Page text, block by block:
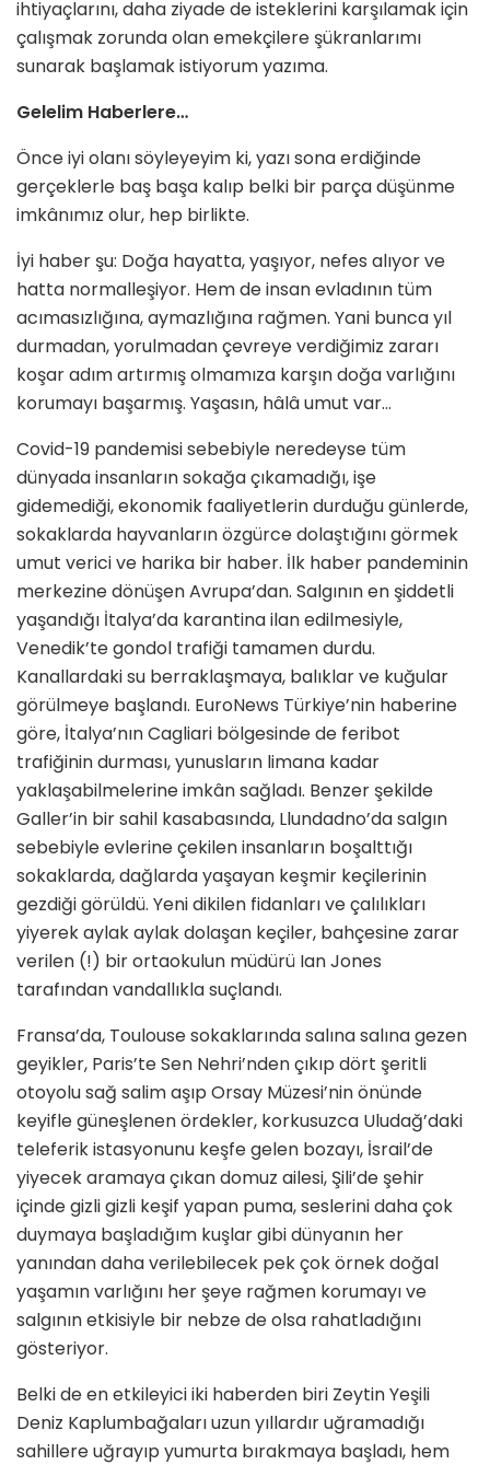
ihtiyaçlarını, daha ziyade de isteklerini karşılamak için
çalışmak zorunda olan emekçilere şükranlarımı
sunarak başlamak istiyorum yazıma.
Gelelim Haberlere…
Önce iyi olanı söyleyeyim ki, yazı sona erdiğinde
gerçeklerle baş başa kalıp belki bir parça düşünme
imkânımız olur, hep birlikte.
İyi haber şu: Doğa hayatta, yaşıyor, nefes alıyor ve
hatta normalleşiyor. Hem de insan evladının tüm
acımasızlığına, aymazlığına rağmen. Yani bunca yıl
durmadan, yorulmadan çevreye verdiğimiz zararı
koşar adım artırmış olmamıza karşın doğa varlığını
korumayı başarmış. Yaşasın, hâlâ umut var…
Covid-19 pandemisi sebebiyle neredeyse tüm
dünyada insanların sokağa çıkamadığı, işe
gidemediği, ekonomik faaliyetlerin durduğu günlerde,
sokaklarda hayvanların özgürce dolaştığını görmek
umut verici ve harika bir haber. İlk haber pandeminin
merkezine dönüşen Avrupa’dan. Salgının en şiddetli
yaşandığı İtalya’da karantina ilan edilmesiyle,
Venedik’te gondol trafiği tamamen durdu.
Kanallardaki su berraklaşmaya, balıklar ve kuğular
görülmeye başlandı. EuroNews Türkiye’nin haberine
göre, İtalya’nın Cagliari bölgesinde de feribot
trafiğinin durması, yunusların limana kadar
yaklaşabilmelerine imkân sağladı. Benzer şekilde
Galler’in bir sahil kasabasında, Llundadno’da salgın
sebebiyle evlerine çekilen insanların boşalttığı
sokaklarda, dağlarda yaşayan keşmir keçilerinin
gezdiği görüldü. Yeni dikilen fidanları ve çalılıkları
yiyerek aylak aylak dolaşan keçiler, bahçesine zarar
verilen (!) bir ortaokulun müdürü Ian Jones
tarafından vandallıkla suçlandı.
Fransa’da, Toulouse sokaklarında salına salına gezen
geyikler, Paris’te Sen Nehri’nden çıkıp dört şeritli
otoyolu sağ salim aşıp Orsay Müzesi’nin önünde
keyifle güneşlenen ördekler, korkusuzca Uludağ’daki
teleferik istasyonunu keşfe gelen bozayı, İsrail’de
yiyecek aramaya çıkan domuz ailesi, Şili’de şehir
içinde gizli gizli keşif yapan puma, seslerini daha çok
duymaya başladığım kuşlar gibi dünyanın her
yanından daha verilebilecek pek çok örnek doğal
yaşamın varlığını her şeye rağmen korumayı ve
salgının etkisiyle bir nebze de olsa rahatladığını
gösteriyor.
Belki de en etkileyici iki haberden biri Zeytin Yeşili
Deniz Kaplumbağaları uzun yıllardır uğramadığı
sahillere uğrayıp yumurta bırakmaya başladı, hem